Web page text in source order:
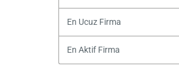
En Ucuz Firma
En Aktif Firma